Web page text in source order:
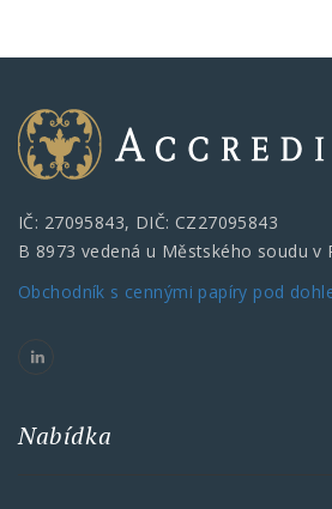
IČ: 27095843, DIČ: CZ27095843
B 8973 vedená u Městského soudu v
Obchodník s cennými papíry pod
Nabídka